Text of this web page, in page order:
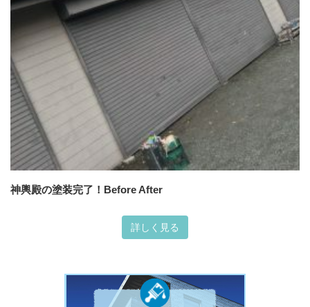
神輿殿の塗装完了！Before After
詳しく見る